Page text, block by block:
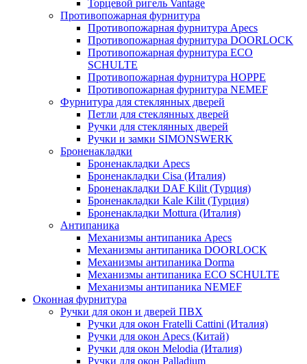
Торцевой ригель Vantage
Противопожарная фурнитура
Противопожарная фурнитура Apecs
Противопожарная фурнитура DOORLOCK
Противопожарная фурнитура ECO
SCHULTE
Противопожарная фурнитура HOPPE
Противопожарная фурнитура NEMEF
Фурнитура для стеклянных дверей
Петли для стеклянных дверей
Ручки для стеклянных дверей
Ручки и замки SIMONSWERK
Броненакладки
Броненакладки Apecs
Броненакладки Cisa (Италия)
Броненакладки DAF Kilit (Турция)
Броненакладки Kale Kilit (Турция)
Броненакладки Mottura (Италия)
Антипаника
Механизмы антипаника Apecs
Механизмы антипаника DOORLOCK
Механизмы антипаника Dorma
Механизмы антипаника ECO SCHULTE
Механизмы антипаника NEMEF
Оконная фурнитура
Ручки для окон и дверей ПВХ
Ручки для окон Fratelli Cattini (Италия)
Ручки для окон Apecs (Китай)
Ручки для окон Melodia (Италия)
Ручки для окон Palladium